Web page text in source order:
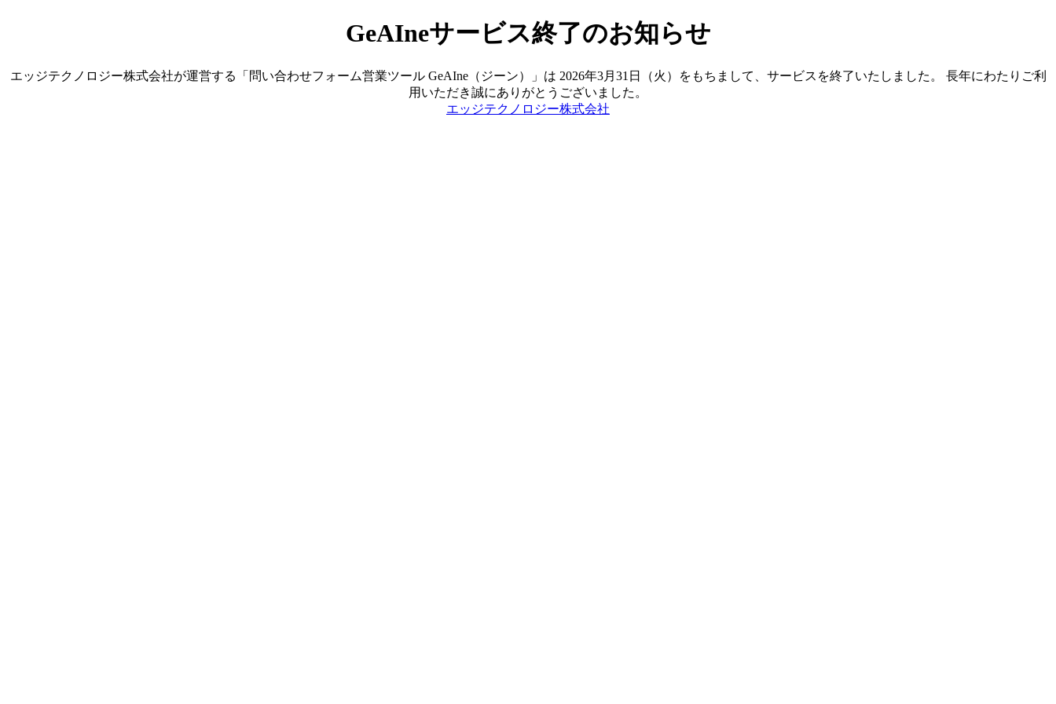
GeAIneサービス終了のお知らせ
エッジテクノロジー株式会社が運営する「問い合わせフォーム営業ツール GeAIne（ジーン）」は 2026年3月31日（火）をもちまして、サービスを終了いたしました。 長年にわたりご利
用いただき誠にありがとうございました。
エッジテクノロジー株式会社